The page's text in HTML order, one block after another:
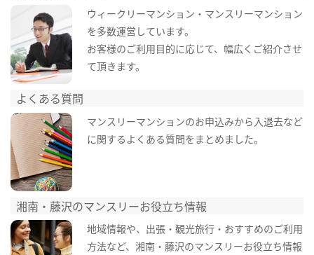
ウィークリーマンション・マンスリーマンション
を多数運営しています。
お客様のご利用目的に応じて、幅広くご紹介させ
て頂きます。
よくある質問
マンスリーマンションのお申込みから入退去など
に関するよくある質問をまとめました。
湘南・藤沢のマンスリーお役立ち情報
地域情報や、出張・観光旅行・おすすめのご利用
方法など、湘南・藤沢のマンスリーお役立ち情報